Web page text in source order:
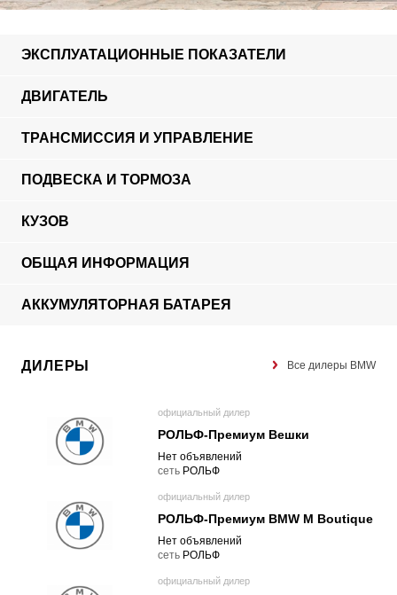
ЭКСПЛУАТАЦИОННЫЕ ПОКАЗАТЕЛИ
ДВИГАТЕЛЬ
ТРАНСМИССИЯ И УПРАВЛЕНИЕ
ПОДВЕСКА И ТОРМОЗА
КУЗОВ
ОБЩАЯ ИНФОРМАЦИЯ
АККУМУЛЯТОРНАЯ БАТАРЕЯ
ДИЛЕРЫ Все дилеры BMW
официальный дилер
РОЛЬФ-Премиум Вешки
Нет объявлений
cеть РОЛЬФ
официальный дилер
РОЛЬФ-Премиум BMW M Boutique
Нет объявлений
cеть РОЛЬФ
официальный дилер